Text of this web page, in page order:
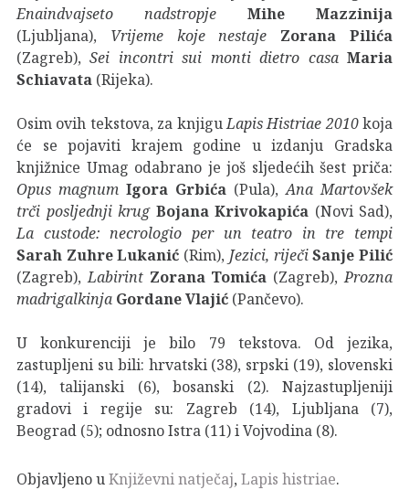
Enaindvajseto nadstropje
Mihe Mazzinija
(Ljubljana), Vrijeme koje nestaje
Zorana Pilića
(Zagreb),Sei incontri sui monti dietro casa Maria
Schiavata (Rijeka).
Osim ovih tekstova, za knjigu Lapis Histriae 2010koja
će se pojaviti krajem godine u izdanju Gradska
knjižnice Umag odabrano je još sljedećih šest priča:
Opus magnum Igora Grbića (Pula), Ana Martovšek
trči posljednji krug Bojana Krivokapića (Novi Sad),
La custode: necrologio per un teatro in tre tempi
Sarah Zuhre Lukanić (Rim), Jezici, riječi Sanje Pilić
(Zagreb), Labirint Zorana Tomića (Zagreb), Prozna
madrigalkinja Gordane Vlajić (Pančevo).
U konkurenciji je bilo 79 tekstova. Od jezika,
zastupljeni su bili: hrvatski (38), srpski (19), slovenski
(14), talijanski (6), bosanski (2). Najzastupljeniji
gradovi i regije su: Zagreb (14), Ljubljana (7),
Beograd (5); odnosno Istra (11) i Vojvodina (8).
Objavljeno uKnjiževni natječaj, Lapis histriae.